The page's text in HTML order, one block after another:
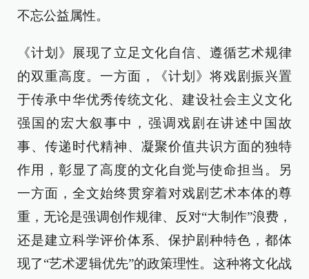
不忘公益属性。
《计划》展现了立足文化自信、遵循艺术规律
的双重高度。一方面，《计划》将戏剧振兴置
于传承中华优秀传统文化、建设社会主义文化
强国的宏大叙事中，强调戏剧在讲述中国故
事、传递时代精神、凝聚价值共识方面的独特
作用，彰显了高度的文化自觉与使命担当。另
一方面，全文始终贯穿着对戏剧艺术本体的尊
重，无论是强调创作规律、反对“大制作”浪费，
还是建立科学评价体系、保护剧种特色，都体
现了“艺术逻辑优先”的政策理性。这种将文化战